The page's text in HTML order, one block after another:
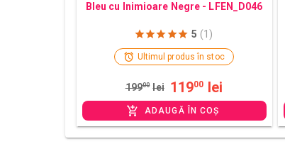
Bleu cu Inimioare Negre - LFEN_D046
5 (1)
Ultimul produs în stoc
19900 lei 11900 lei
ADAUGĂ ÎN COȘ